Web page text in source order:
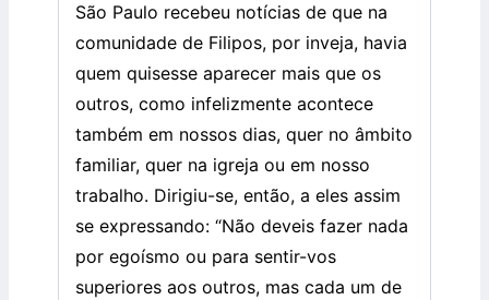
São Paulo recebeu notícias de que na
comunidade de Filipos, por inveja, havia
quem quisesse aparecer mais que os
outros, como infelizmente acontece
também em nossos dias, quer no âmbito
familiar, quer na igreja ou em nosso
trabalho. Dirigiu-se, então, a eles assim
se expressando: “Não deveis fazer nada
por egoísmo ou para sentir-vos
superiores aos outros, mas cada um de